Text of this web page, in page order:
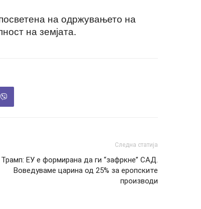
на одржувањето на
на земјата.
Следна статија
Трамп: ЕУ е формирана да ги “зафркне” САД.
Воведуваме царина од 25% за еропските
производи